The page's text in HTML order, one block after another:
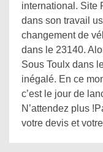
international. Site
dans son travail
changement de
dans le 23140.
Sous Toulx dans
inégalé. En ce
c’est le jour de
N’attendez plus
votre devis et